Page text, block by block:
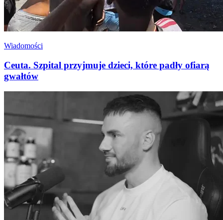
Wiadomości
Ceuta. Szpital przyjmuje dzieci, które padły ofiarą
gwałtów